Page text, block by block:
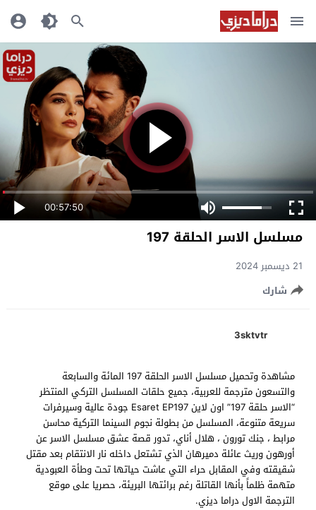
00:57:50
مسلسل الاسر الحلقة 197
21 ديسمبر 2024
شارك
3sktvtr
مشاهدة وتحميل مسلسل الاسر الحلقة 197 المائة والسابعة
والتسعون مترجمة للعربية، جميع حلقات المسلسل التركي المنتظر
“الاسر حلقة 197” اون لاين Esaret EP197 جودة عالية وسيرفرات
سريعة متنوعة، المسلسل من بطولة نجوم السينما التركية محاسن
مرابط ، جنك تورون ، هلال أناي، تدور قصة عشق مسلسل الاسر عن
أورهون وريث عائلة دميرهان الذي تشتعل داخله نار الانتقام بعد مقتل
شقيقته وفي المقابل حراء التي عاشت حياتها تحت وطأة العبودية
متهمة ظلماً بأنها القاتلة رغم برائتها البريئة، حصريا على موقع
الترجمة الاول دراما ديزي.